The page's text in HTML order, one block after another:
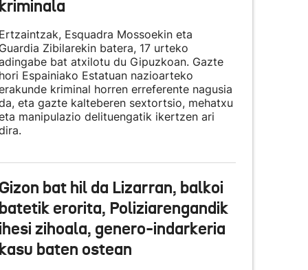
Esquadra Mossoekin eta
Zibilarekin batera, 17 urteko
bat atxilotu du Gipuzkoan. Gazte
Espainiako Estatuan nazioarteko
kriminal horren erreferente nagusia
eta gazte kalteberen sextortsio, mehatxu
manipulazio delituengatik ikertzen ari
bat hil da Lizarran, balkoi
erorita, Poliziarengandik
zihoala, genero-indarkeria
baten ostean